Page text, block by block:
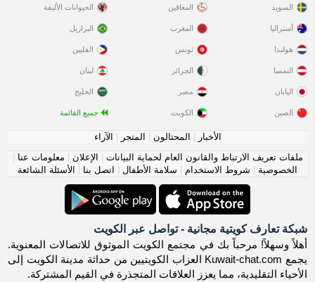
السويد المعاقين الحيوانات الأليفة
أستراليا
هولندا
النمسا
اليابان
الصين
المغرب
تونس
الجزائر
مصر
الكويت
البرازيل
الفلبين
لبنان
الخليج
جميع القائمة
الأخبار المحتالون المتجر
الآراء
ملفات تعريف الارتباط والقانون العام لحماية البيانات
الإعلان معلومات عنا
الخصوصية
شروط الاستخدام سلامة الأطفال اتصل بنا الأسئلة الشائعة
شبكة تعارف كويتية مجانية - تواصل عبر الكويت
أهلاً وسهلاً! مرحباً بك في مجتمع الكويت الموثوق للاتصالات المعنوية.
يجمع Kuwait-chat.com العزاب الكويتيين من حداثة مدينة الكويت إلى
الأحياء التقليدية، مما يعزز العلاقات المتجذرة في القيم المشتركة.